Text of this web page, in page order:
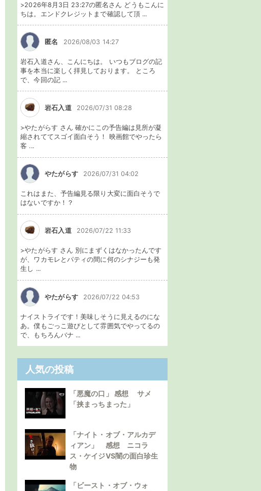
>2026年8月3日 23:27の匿名さん どうもこんに
ちは。エンドクレジットまで確認して頂 ...
匿名 2026/08/03 14:27
岩石入道さん、こんにちは。 いつもブログの記
事を本当に楽しく拝見しております。 ところ
で、今回の記 ...
岩石入道 2026/07/31 08:28
>やたがらす さん 確かにこの予告編は見所が凝
縮されててスゴイ面白そう！ 映画館でやったら
客 ...
やたがらす 2026/07/31 04:02
これはまた、予告編見る限り大変に面白そうで
はないですか！？
岩石入道 2026/07/22 11:33
>やたがらす さん 別にまずくはなかったんです
が、ワカモレとパティの間に何のシナジーも発
生し ...
やたがらす 2026/07/22 04:53
ナイストライです！美味しそうに見えるのにな
あ。僕もごっこ遊びとして雰囲気でやってるの
で、もちろんバナ ...
人気の投稿
「悪魔の口」 感想 サメ
「挟まっちまった」
「ナイト・オブ・アルカデ
ィアン」 感想 ニコラ
ス・ケイジVS闇の面白珍生
物
「ビースト・オブ・ウォ